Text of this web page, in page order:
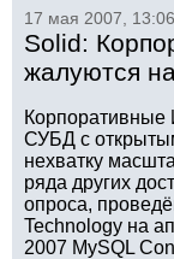
17 мая 2007, 13:06
Solid:
жалуются
СУБД с
нехватку
ряда других
опроса,
Technology на
2007 MySQL